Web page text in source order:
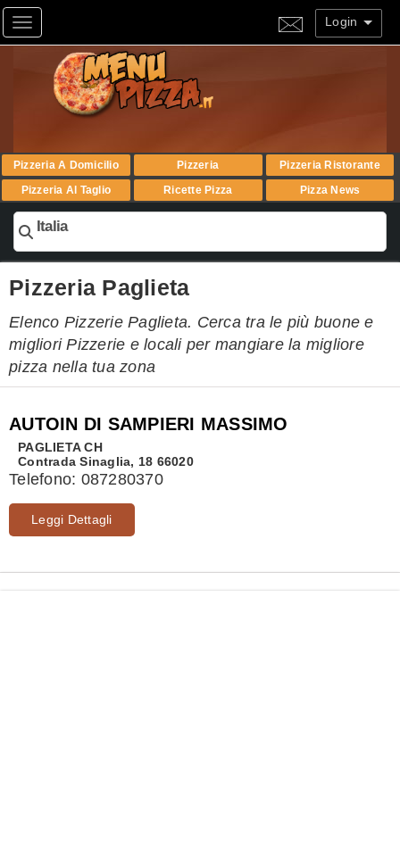
Toggle navigation Login
Pizzeria A Domicilio Pizzeria
Pizzeria Ristorante
Pizzeria Al Taglio
Ricette Pizza Pizza News
Italia
Pizzeria Paglieta
Elenco Pizzerie Paglieta. Cerca tra le più buone e
migliori Pizzerie e locali per mangiare la migliore
pizza nella tua zona
AUTOIN DI SAMPIERI MASSIMO
PAGLIETA CH
Contrada Sinaglia, 18 66020
Telefono: 087280370
Leggi Dettagli